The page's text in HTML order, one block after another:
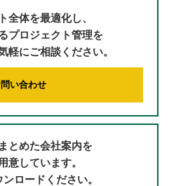
全体を最適化し、
プロジェクト管理を
軽にご相談ください。
い合わせ
とめた会社案内を
意しています。
ロードください。